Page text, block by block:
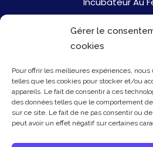
Gérer le
cookies
Pour offrir les meilleures expériences,
telles que les cookies pour stocker et/ou
appareils. Le fait de consentir à ces
des données telles que le comportement
sur ce site. Le fait de ne pas consentir ou
peut avoir un effet négatif sur certaines